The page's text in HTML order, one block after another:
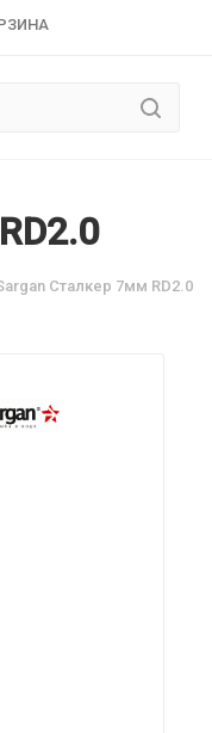
Сталкер 7мм RD2.0